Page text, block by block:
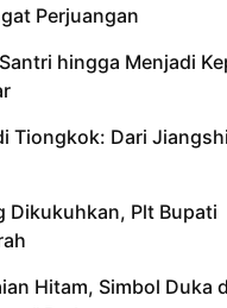
Perjuangan
hingga Menjadi
Tiongkok: Dari Jiangshi
Dikukuhkan, Plt Bupati
Hitam, Simbol Duka